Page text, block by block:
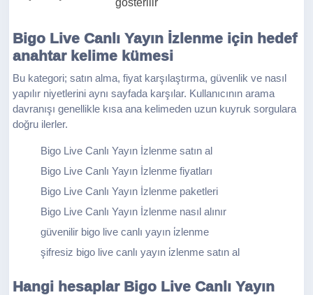
gösterilir
Bigo Live Canlı Yayın İzlenme için hedef
anahtar kelime kümesi
Bu kategori; satın alma, fiyat karşılaştırma, güvenlik ve nasıl
yapılır niyetlerini aynı sayfada karşılar. Kullanıcının arama
davranışı genellikle kısa ana kelimeden uzun kuyruk sorgulara
doğru ilerler.
Bigo Live Canlı Yayın İzlenme satın al
Bigo Live Canlı Yayın İzlenme fiyatları
Bigo Live Canlı Yayın İzlenme paketleri
Bigo Live Canlı Yayın İzlenme nasıl alınır
güvenilir bigo live canlı yayın i̇zlenme
şifresiz bigo live canlı yayın i̇zlenme satın al
Hangi hesaplar Bigo Live Canlı Yayın